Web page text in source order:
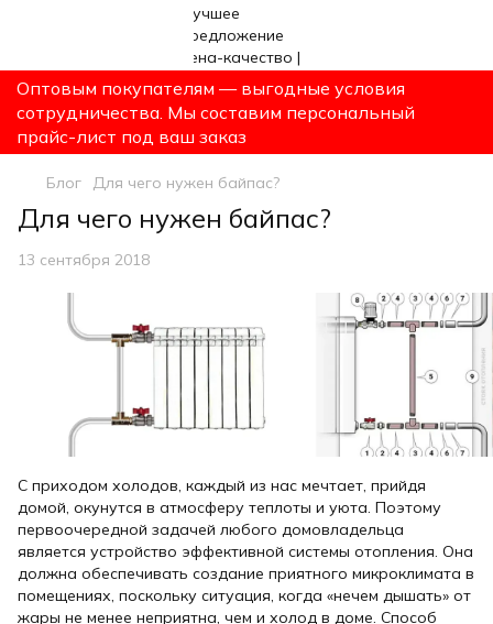
Оптовым покупателям — выгодные условия
сотрудничества. Мы составим персональный
прайс-лист под ваш заказ
Блог Для чего нужен байпас?
Для чего нужен байпас?
13 сентября 2018
С приходом холодов, каждый из нас мечтает, прийдя
домой, окунутся в атмосферу теплоты и уюта. Поэтому
первоочередной задачей любого домовладельца
является устройство эффективной системы отопления. Она
должна обеспечивать создание приятного микроклимата в
помещениях, поскольку ситуация, когда «нечем дышать» от
жары не менее неприятна, чем и холод в доме. Способ